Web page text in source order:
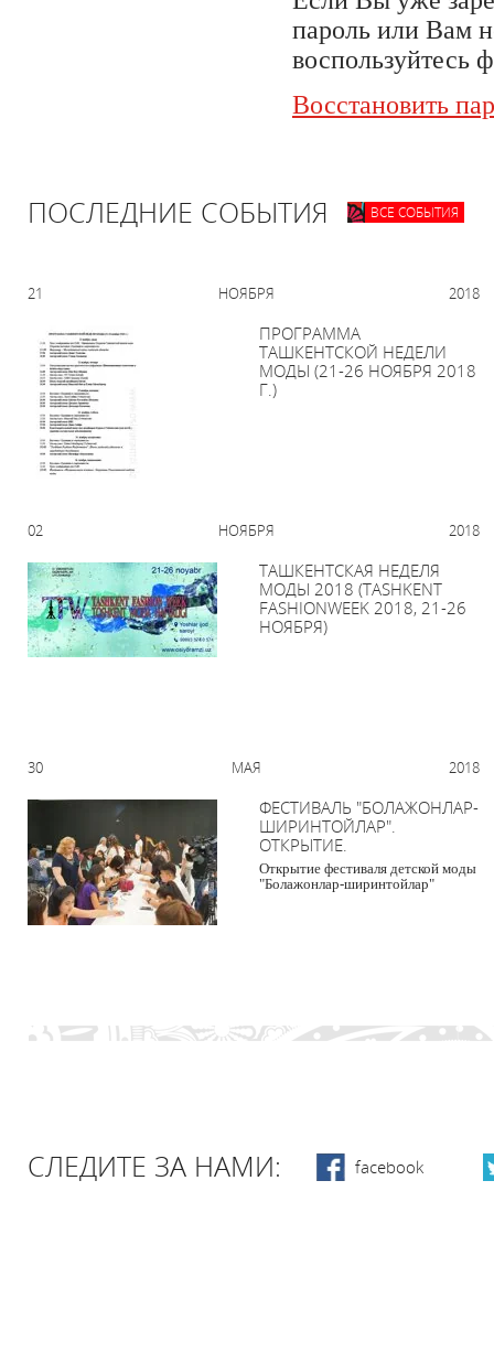
пароль или Вам
воспользуйтесь
Восстановить
ПОСЛЕДНИЕ СОБЫТИЯ ВСЕ СОБЫТИЯ
21 НОЯБРЯ 2018
ПРОГРАММА
ТАШКЕНТСКОЙ НЕДЕЛИ
МОДЫ (21-26 НОЯБРЯ 2018
Г.)
02 НОЯБРЯ 2018
ТАШКЕНТСКАЯ НЕДЕЛЯ
МОДЫ 2018 (TASHKENT
FASHIONWEEK 2018, 21-26
НОЯБРЯ)
30 МАЯ 2018
ФЕСТИВАЛЬ "БОЛАЖОНЛАР-
ШИРИНТОЙЛАР".
ОТКРЫТИЕ.
Открытие фестиваля детской моды
"Болажонлар-ширинтойлар"
СЛЕДИТЕ ЗА НАМИ: facebook